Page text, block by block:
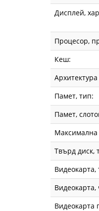
14
|
Fly.bg
Дисплей,
Процесор,
Кеш:
Памет, тип:
Памет,
Максимална
Твърд диск,
Видеокарта,
Видеокарта,
Видеокарта